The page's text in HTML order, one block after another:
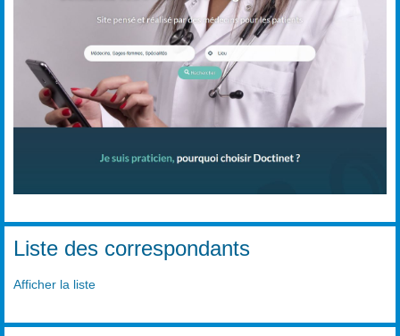
Liste des correspondants
Afficher la liste